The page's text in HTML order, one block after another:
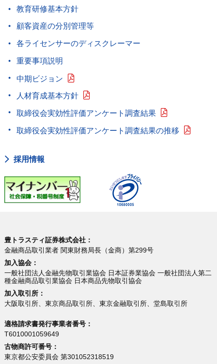
教育研修基本方針
顧客資産の分別管理等
各ライセンサーのディスクレーマー
重要事項説明
中期ビジョン
人材育成基本方針
取締役会実効性評価アンケート調査結果
取締役会実効性評価アンケート調査結果の推移
採用情報
豊トラスティ証券株式会社：
金融商品取引業者 関東財務局長（金商）第299号
加入協会：
一般社団法人金融先物取引業協会 日本証券業協会 一般社団法人第二
種金融商品取引業協会 日本商品先物取引協会
加入取引所：
大阪取引所、東京商品取引所、東京金融取引所、堂島取引所
適格請求書発行事業者番号：
T6010001059649
古物商許可番号：
東京都公安委員会 第301052318519